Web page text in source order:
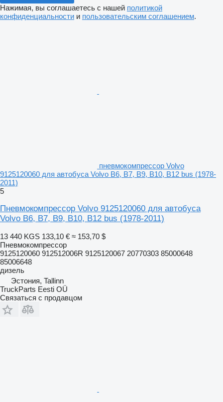
Нажимая, вы соглашаетесь с нашей политикой
конфиденциальности и пользовательским соглашением.
пневмокомпрессор Volvo
9125120060 для автобуса Volvo B6, B7, B9, B10, B12 bus (1978-
2011)
5
Пневмокомпрессор Volvo 9125120060 для автобуса
Volvo B6, B7, B9, B10, B12 bus (1978-2011)
13 440 KGS 133,10 € ≈ 153,70 $
Пневмокомпрессор
9125120060 912512006R 9125120067 20770303 85000648
85006648
дизель
Эстония, Tallinn
TruckParts Eesti OÜ
Связаться с продавцом